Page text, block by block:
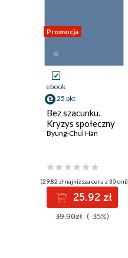
Promocja
ebook
25 pkt
Bez szacunku.
Kryzys społeczny
Byung-Chul Han
(29,82 zł najniższa cena z 30 dni)
25.92 zł
39.90zł (-35%)